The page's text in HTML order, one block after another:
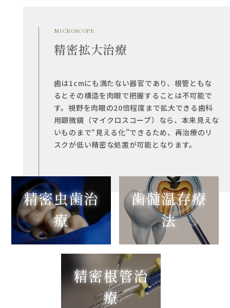
MICROSCOPE
精密拡大治療
歯は1cmにも満たない器官であり、根管ともな
るとその構造を肉眼で把握することは不可能で
す。視野を肉眼の20倍程度まで拡大できる歯科
用顕微鏡（マイクロスコープ）なら、本来見えな
いものまで“見える化”できるため、再治療のリ
スクが低い精密な処置が可能となります。
精密虫歯治
療
歯髄温存療
法
精密根管治
療